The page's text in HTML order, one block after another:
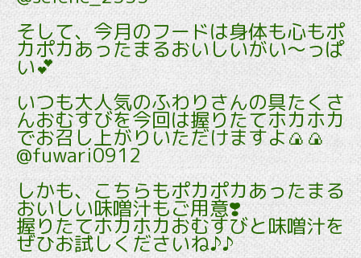
そして、今月のフードは身体も心もポ
カポカあったまるおいしいがい～っぱ
い💕
いつも大人気のふわりさんの具たくさ
んおむすびを今回は握りたてホカホカ
でお召し上がりいただけますよ🍙🍙
@fuwari0912
しかも、こちらもポカポカあったまる
おいしい味噌汁もご用意❣️
握りたてホカホカおむすびと味噌汁を
ぜひお試しくださいね♪♪